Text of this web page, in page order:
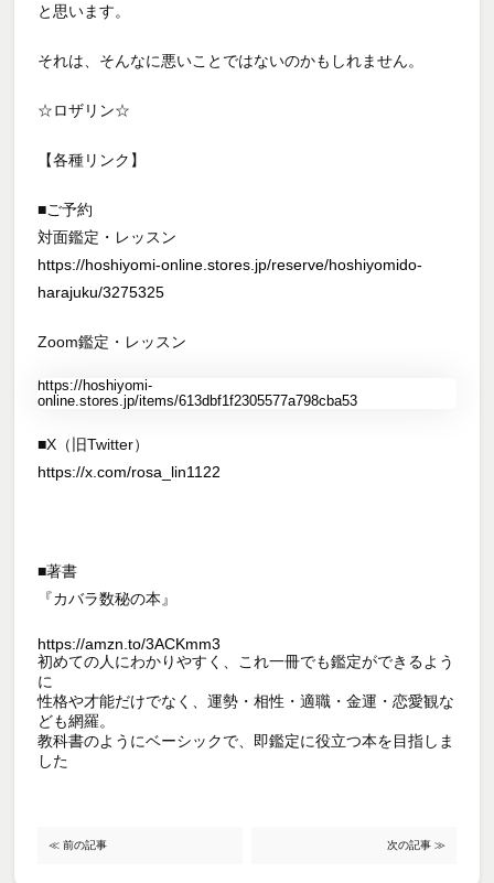
と思います。
それは、そんなに悪いことではないのかもしれません。
☆ロザリン☆
【各種リンク】
■ご予約
対面鑑定・レッスン
https://hoshiyomi-online.stores.jp/reserve/hoshiyomido-
harajuku/3275325
Zoom鑑定・レッスン
https://hoshiyomi-
online.stores.jp/items/613dbf1f2305577a798cba53
■X（旧Twitter）
https://x.com/rosa_lin1122
■著書
『カバラ数秘の本』
https://amzn.to/3ACKmm3
初めての人にわかりやすく、これ一冊でも鑑定ができるよう
に
性格や才能だけでなく、運勢・相性・適職・金運・恋愛観な
ども網羅。
教科書のようにベーシックで、即鑑定に役立つ本を目指しま
した
≪ 前の記事 次の記事 ≫